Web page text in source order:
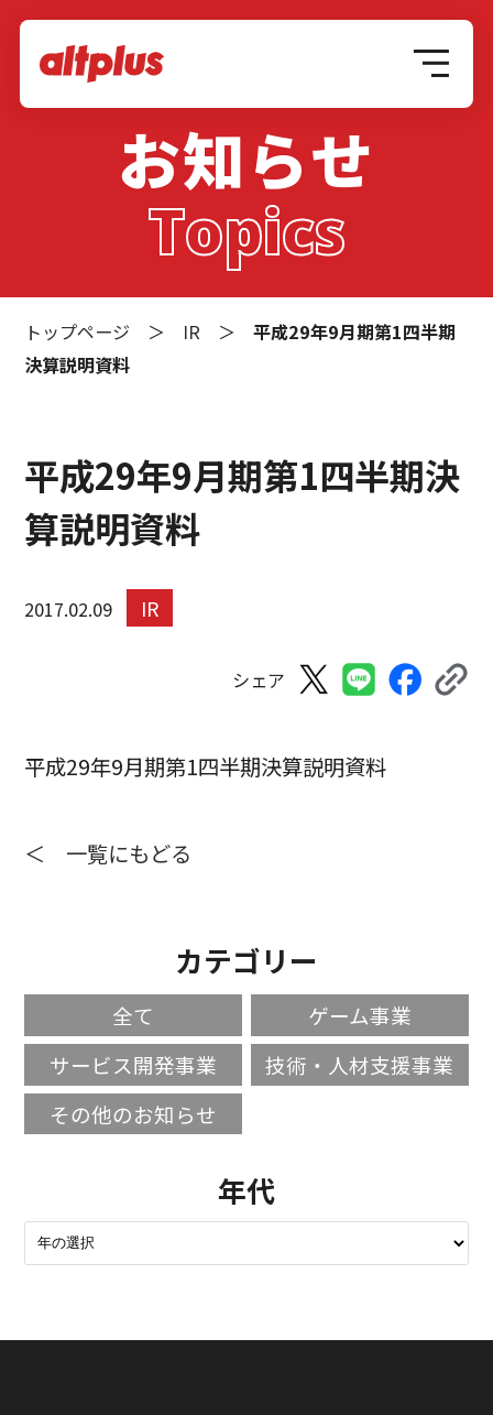
お知らせ
Topics
トップページ ＞ IR ＞平成29年9月期第1四半期
決算説明資料
平成29年9月期第1四半期決
算説明資料
2017.02.09 IR
シェア
平成29年9月期第1四半期決算説明資料
＜ 一覧にもどる
カテゴリー
全て
ゲーム事業
サービス開発事業
技術・人材支援事業
その他のお知らせ
年代